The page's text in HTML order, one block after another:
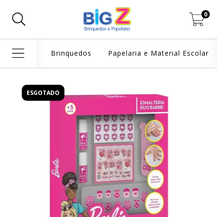
0
Brinquedos Papelaria e Material Escolar
ESGOTADO